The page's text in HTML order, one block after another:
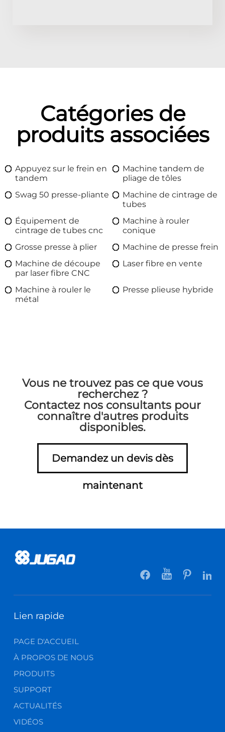
Catégories de
produits associées
Appuyez sur le frein en
tandem
Machine tandem de
pliage de tôles
Swag 50 presse-pliante
Machine de cintrage de
tubes
Équipement de
cintrage de tubes cnc
Machine à rouler
conique
Grosse presse à plier
Machine de presse frein
Machine de découpe
par laser fibre CNC
Laser fibre en vente
Machine à rouler le
métal
Presse plieuse hybride
Vous ne trouvez pas ce que vous
recherchez ?
Contactez nos consultants pour
connaître d'autres produits
disponibles.
Demandez un devis dès
maintenant
Lien rapide
PAGE D'ACCUEIL
À PROPOS DE NOUS
PRODUITS
SUPPORT
ACTUALITÉS
VIDÉOS